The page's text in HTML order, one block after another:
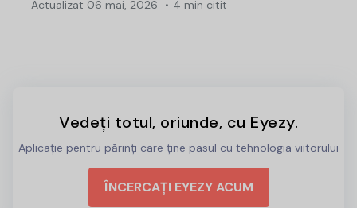
Actualizat 06 mai, 2026 4 min citit
Vedeți totul, oriunde, cu Eyezy.
Aplicație pentru părinți care ține pasul cu tehnologia viitorului
ÎNCERCAȚI EYEZY ACUM